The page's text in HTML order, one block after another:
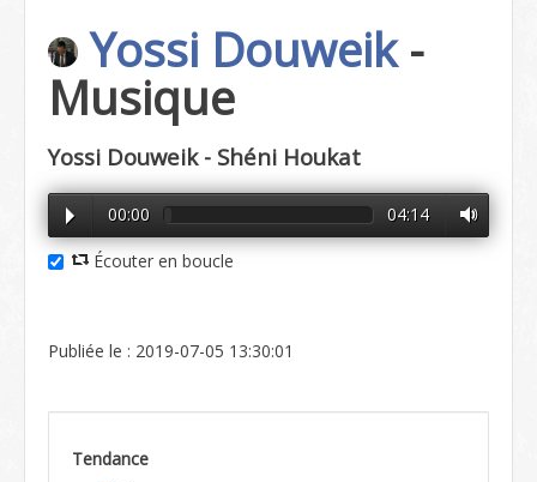
Yossi Douweik-
Musique
Yossi Douweik - Shéni Houkat
00:00 04:14
Écouter en boucle
Publiée le : 2019-07-05 13:30:01
Tendance